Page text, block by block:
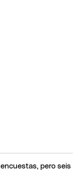
pero seis